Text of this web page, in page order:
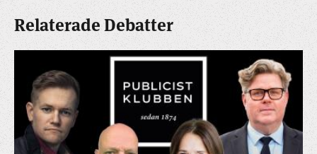
Relaterade Debatter